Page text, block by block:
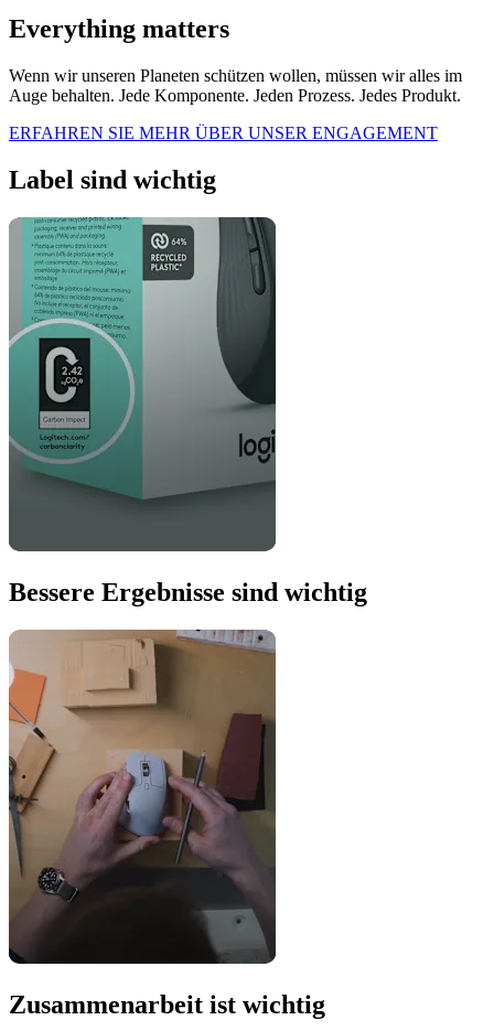
Everything matters
Wenn wir unseren Planeten schützen wollen, müssen wir alles im
Auge behalten. Jede Komponente. Jeden Prozess. Jedes Produkt.
ERFAHREN SIE MEHR ÜBER UNSER ENGAGEMENT
Label sind wichtig
Bessere Ergebnisse sind wichtig
Zusammenarbeit ist wichtig